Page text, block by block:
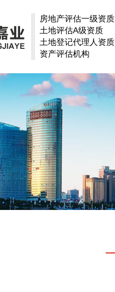
房地产评估一级资质
土地评估A级资质
土地登记代理人资质
资产评估机构